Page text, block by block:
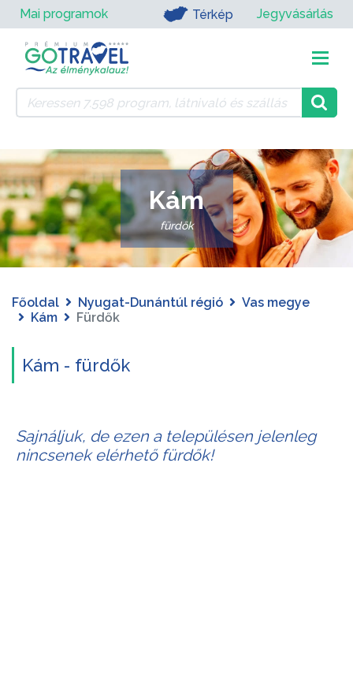
Mai programok Térkép Jegyvásárlás
Kám
fürdők
Főoldal Nyugat-Dunántúl régió
Vas megye
Kám
Fürdők
Kám - fürdők
Sajnáljuk, de ezen a településen jelenleg
nincsenek elérhető fürdők!